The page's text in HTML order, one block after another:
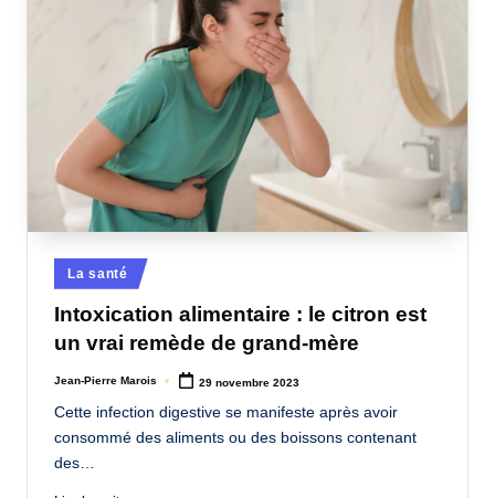
Posted
in
La santé
Intoxication alimentaire : le citron est
un vrai remède de grand-mère
Posted
Jean-Pierre Marois 29 novembre 2023
Cette infection digestive se manifeste après avoir
consommé des aliments ou des boissons contenant
des…